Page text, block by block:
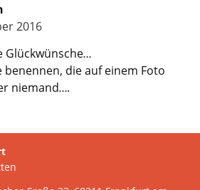
2016
Glückwünsche…
die auf einem Foto
niemand….